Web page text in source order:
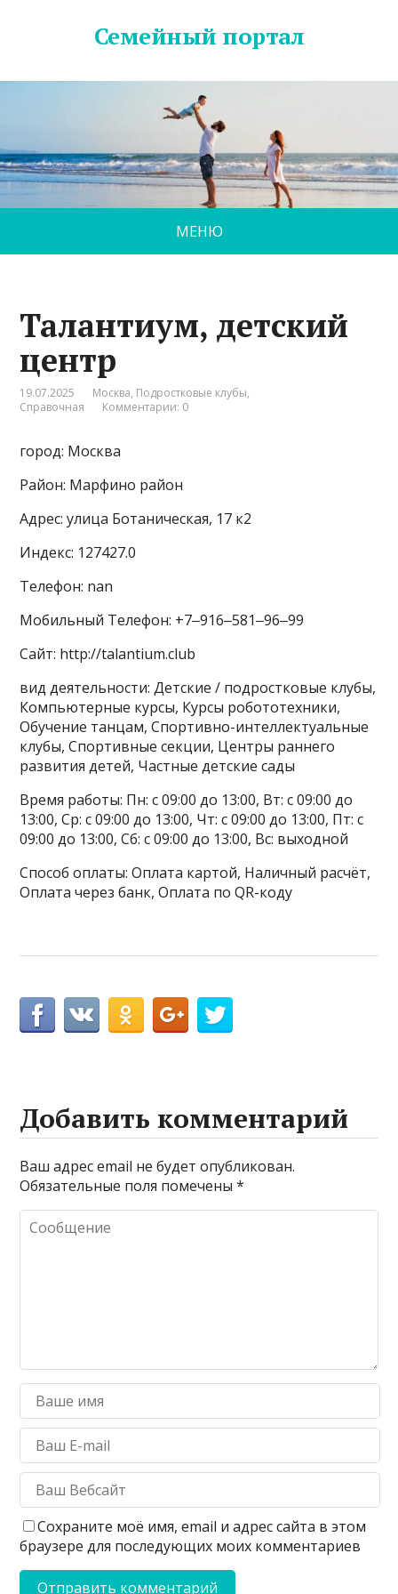
Семейный портал
МЕНЮ
Талантиум, детский
центр
19.07.2025 Москва, Подростковые клубы,
Справочная
Комментарии: 0
город: Москва
Район: Марфино район
Адрес: улица Ботаническая, 17 к2
Индекс: 127427.0
Телефон: nan
Мобильный Телефон: +7‒916‒581‒96‒99
Сайт: http://talantium.club
вид деятельности: Детские / подростковые клубы,
Компьютерные курсы, Курсы робототехники,
Обучение танцам, Спортивно-интеллектуальные
клубы, Спортивные секции, Центры раннего
развития детей, Частные детские сады
Время работы: Пн: с 09:00 до 13:00, Вт: с 09:00 до
13:00, Ср: с 09:00 до 13:00, Чт: с 09:00 до 13:00, Пт: с
09:00 до 13:00, Сб: с 09:00 до 13:00, Вс: выходной
Способ оплаты: Оплата картой, Наличный расчёт,
Оплата через банк, Оплата по QR-коду
Добавить комментарий
Ваш адрес email не будет опубликован.
Обязательные поля помечены*
Сохраните моё имя, email и адрес сайта в этом
браузере для последующих моих комментариев